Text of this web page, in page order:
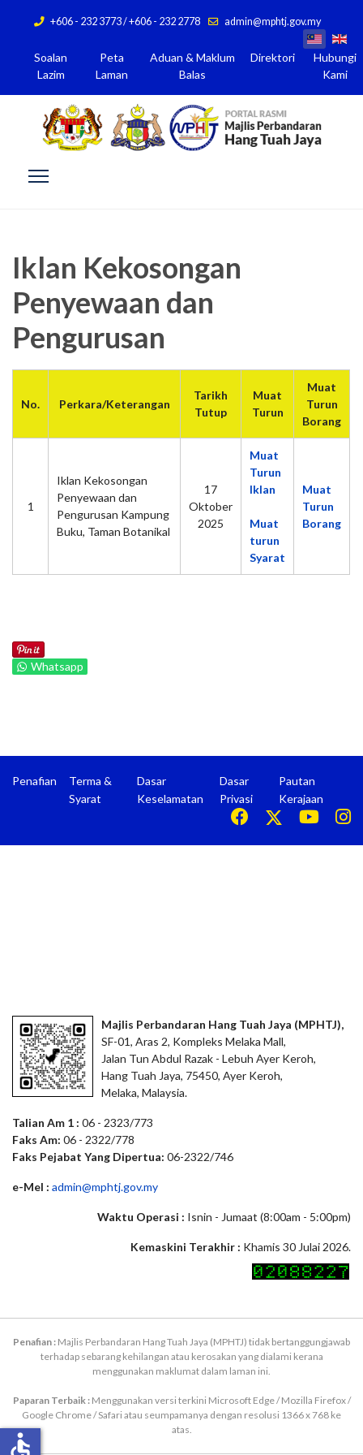
+606 - 232 3773 / +606 - 232 2778 admin@mphtj.gov.my
Soalan
Lazim
Peta
Laman
Aduan & Maklum
Balas
Direktori
Hubungi
Kami
Iklan Kekosongan
Penyewaan dan
Pengurusan
No. Perkara/Keterangan
Tarikh
Tutup
Muat
Turun
Muat
Turun
Borang
1
Iklan Kekosongan
Penyewaan dan
Pengurusan Kampung
Buku, Taman Botanikal
17
Oktober
2025
Muat
Turun
Iklan
Muat
turun
Syarat
Muat
Turun
Borang
Whatsapp
Penafian
Terma &
Syarat
Dasar
Keselamatan
Dasar
Privasi
Pautan
Kerajaan
Majlis Perbandaran Hang Tuah Jaya (MPHTJ),
SF-01, Aras 2, Kompleks Melaka Mall,
Jalan Tun Abdul Razak - Lebuh Ayer Keroh,
Hang Tuah Jaya, 75450, Ayer Keroh,
Melaka, Malaysia.
Talian Am 1 : 06 - 2323/773
Faks Am: 06 - 2322/778
Faks Pejabat Yang Dipertua: 06-2322/746
e-Mel : admin@mphtj.gov.my
Waktu Operasi : Isnin - Jumaat (8:00am - 5:00pm)
Kemaskini Terakhir : Khamis 30 Julai 2026.
Penafian : Majlis Perbandaran Hang Tuah Jaya (MPHTJ) tidak bertanggungjawab
terhadap sebarang kehilangan atau kerosakan yang dialami kerana
menggunakan maklumat dalam laman ini.
Paparan Terbaik :Menggunakan versi terkini Microsoft Edge / Mozilla Firefox /
Google Chrome / Safari atau seumpamanya dengan resolusi 1366 x 768 ke
atas.
accessible